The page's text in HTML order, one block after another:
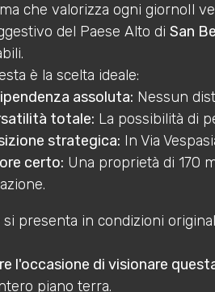
che valorizza ogni giornoIl
del Paese Alto di San
è la scelta ideale:
assoluta: Nessun
totale: La possibilità di
strategica: In Via
certo: Una proprietà di 170
si presenta in condizioni
l'occasione di visionare
piano terra.